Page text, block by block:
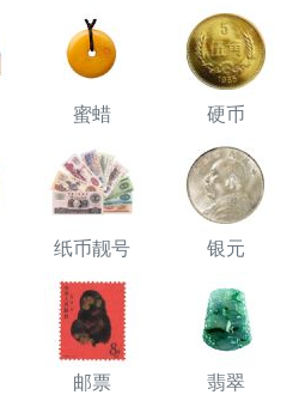
蜜蜡 硬币
纸币靓号 银元
邮票 翡翠